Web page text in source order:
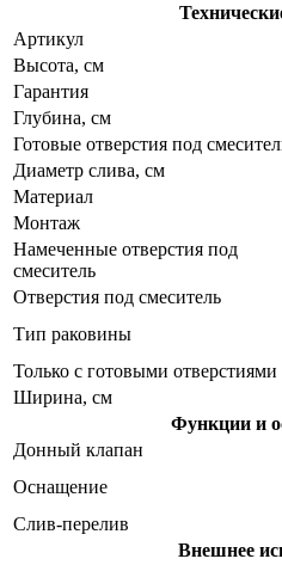
Артикул
Высота, см
Гарантия
Глубина, см
Готовые отверстия под
Диаметр слива, см
Материал
Монтаж
Намеченные отверстия под
смеситель
Отверстия под смеситель
Тип раковины
Только с готовыми отверстиями
Ширина, см
Функции и
Донный клапан
Оснащение
Слив-перелив
Внешнее